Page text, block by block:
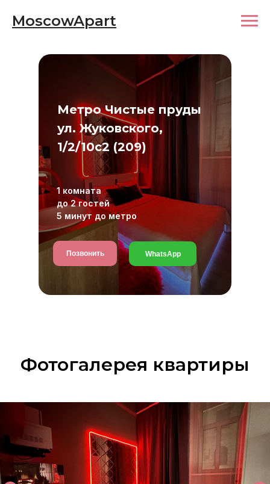
MoscowApart
Метро Чистые пруды
ул. Жуковского,
1/2/10с2 (209)
1 комната
до 2 гостей
5 минут до метро
Позвонить WhatsApp
Фотогалерея квартиры